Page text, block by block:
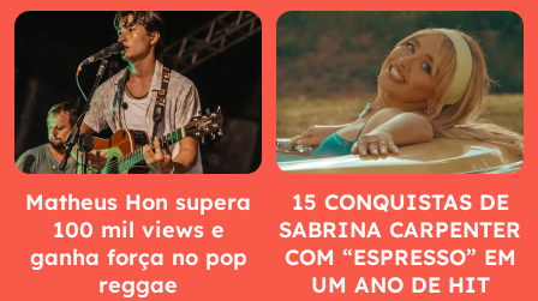
Matheus Hon supera
100 mil views e
ganha força no pop
reggae
15 CONQUISTAS DE
SABRINA CARPENTER
COM “ESPRESSO” EM
UM ANO DE HIT